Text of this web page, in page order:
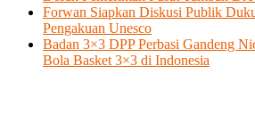
Forwan Siapkan Diskusi Publik
Pengakuan Unesco
Badan 3×3 DPP Perbasi Gandeng
Bola Basket 3×3 di Indonesia